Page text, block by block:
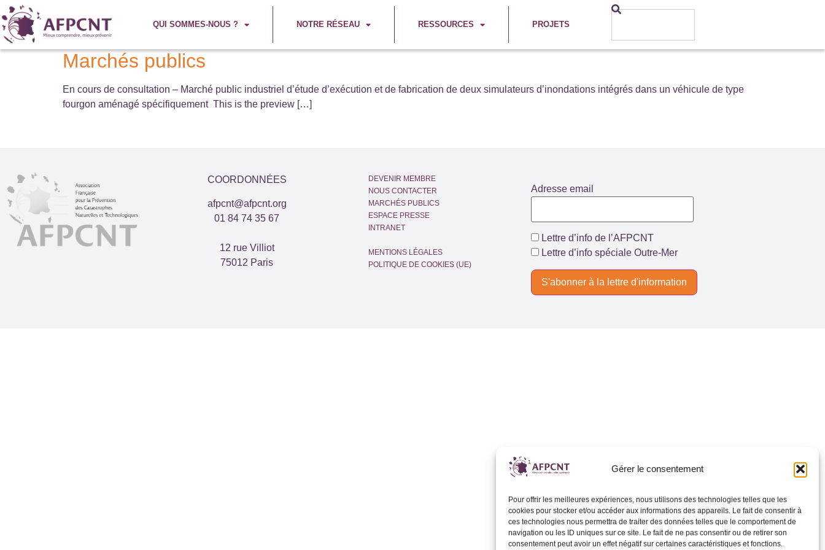
Gérer le consentement
Pour offrir les meilleures expériences, nous utilisons des technologies telles que les
cookies pour stocker et/ou accéder aux informations des appareils. Le fait de consentir à
ces technologies nous permettra de traiter des données telles que le comportement de
navigation ou les ID uniques sur ce site. Le fait de ne pas consentir ou de retirer son
consentement peut avoir un effet négatif sur certaines caractéristiques et fonctions.
QUI SOMMES-NOUS ? NOTRE RÉSEAU RESSOURCES PROJETS
Marchés publics
En cours de consultation – Marché public industriel d’étude d’exécution et de fabrication de deux simulateurs d’inondations intégrés dans un véhicule de type
fourgon aménagé spécifiquement This is the preview […]
COORDONNÉES
afpcnt@afpcnt.org
01 84 74 35 67
12 rue Villiot
75012 Paris
DEVENIR MEMBRE
NOUS CONTACTER
MARCHÉS PUBLICS
ESPACE PRESSE
INTRANET
MENTIONS LÉGALES
POLITIQUE DE COOKIES (UE)
Adresse email
Lettre d’info de l’AFPCNT
Lettre d’info spéciale Outre-Mer